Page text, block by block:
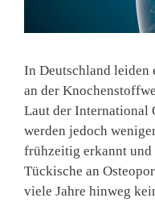
In Deutschland leiden
an der
Laut der International
werden jedoch
frühzeitig erkannt und
Tückische an
viele Jahre hinweg